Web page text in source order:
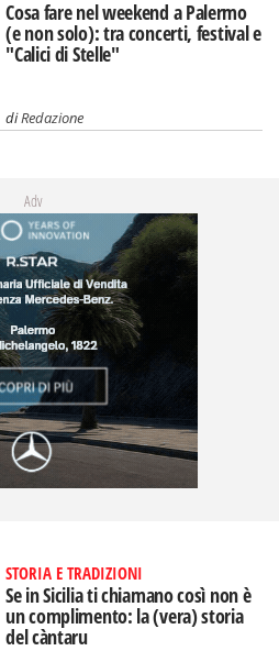
Cosa fare nel weekend a Palermo
(e non solo): tra concerti, festival e
"Calici di Stelle"
diRedazione
Adv
STORIA E TRADIZIONI
Se in Sicilia ti chiamano così non è
un complimento: la (vera) storia
del càntaru